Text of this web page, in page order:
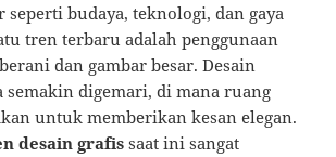
seperti budaya, teknologi, dan gaya
tren terbaru adalah penggunaan
dan gambar besar. Desain
digemari, di mana ruang
untuk memberikan kesan elegan.
desain grafis saat ini sangat